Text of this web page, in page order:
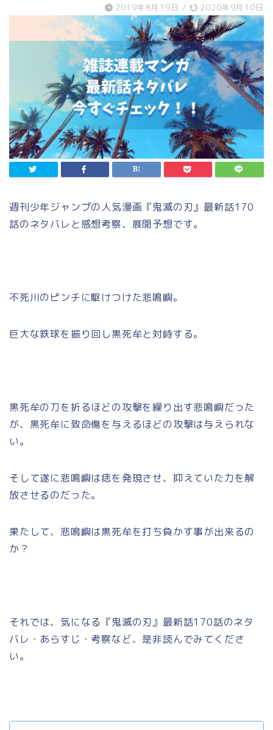
2019年8月19日 / 2020年9月10日
週刊少年ジャンプの人気漫画『鬼滅の刃』最新話170
話のネタバレと感想考察、展開予想です。
不死川のピンチに駆けつけた悲鳴嶼。
巨大な鉄球を振り回し黒死牟と対峙する。
黒死牟の刀を折るほどの攻撃を繰り出す悲鳴嶼だった
が、黒死牟に致命傷を与えるほどの攻撃は与えられな
い。
そして遂に悲鳴嶼は痣を発現させ、抑えていた力を解
放させるのだった。
果たして、悲鳴嶼は黒死牟を打ち負かす事が出来るの
か？
それでは、気になる『鬼滅の刃』最新話170話のネタ
バレ・あらすじ・考察など、是非読んでみてくださ
い。